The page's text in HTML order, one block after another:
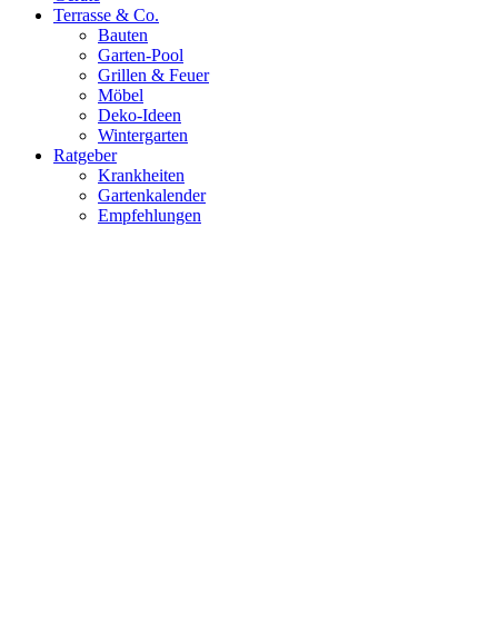
Terrasse & Co.
Bauten
Garten-Pool
Grillen & Feuer
Möbel
Deko-Ideen
Wintergarten
Ratgeber
Krankheiten
Gartenkalender
Empfehlungen